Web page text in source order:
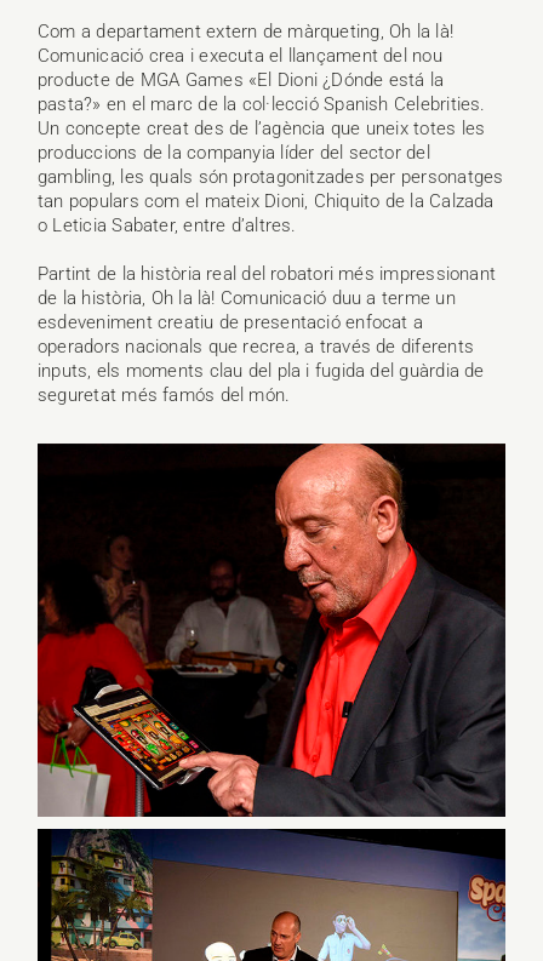
Com a departament extern de màrqueting, Oh la là!
Comunicació crea i executa el llançament del nou
producte de MGA Games «El Dioni ¿Dónde está la
pasta?» en el marc de la col·lecció Spanish Celebrities.
Un concepte creat des de l’agència que uneix totes les
produccions de la companyia líder del sector del
gambling, les quals són protagonitzades per personatges
tan populars com el mateix Dioni, Chiquito de la Calzada
o Leticia Sabater, entre d’altres.
Partint de la història real del robatori més impressionant
de la història, Oh la là! Comunicació duu a terme un
esdeveniment creatiu de presentació enfocat a
operadors nacionals que recrea, a través de diferents
inputs, els moments clau del pla i fugida del guàrdia de
seguretat més famós del món.